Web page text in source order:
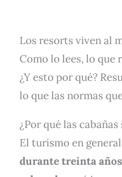
Los resorts viven al
Como lo lees, lo que
¿Y esto por qué?
lo que las normas
¿Por qué las
El turismo en
durante treinta